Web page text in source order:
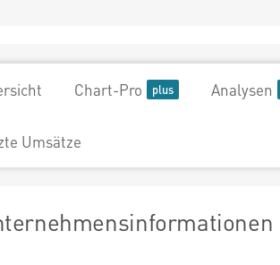
Chart-Pro Analysen
Umsätze